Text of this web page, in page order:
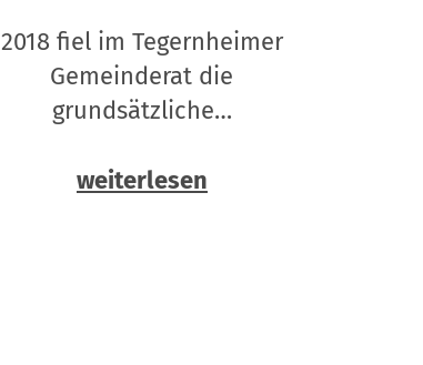
2018 fiel im Tegernheimer
Gemeinderat die
grundsätzliche…
weiterlesen